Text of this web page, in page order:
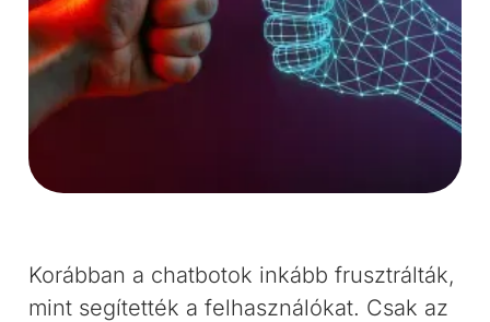
Korábban a chatbotok inkább frusztrálták,
mint segítették a felhasználókat. Csak az